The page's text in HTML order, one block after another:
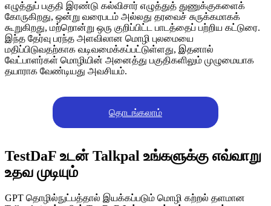
எழுத்துப் பகுதி இரண்டு கல்விசார் எழுத்துத் துணுக்குகளைக்
கோருகிறது, ஒன்று வரைபடம் அல்லது தரவைச் சுருக்கமாகக்
கூறுகிறது, மற்றொன்று ஒரு குறிப்பிட்ட பாடத்தைப் பற்றிய கட்டுரை.
இந்த தேர்வு பரந்த அளவிலான மொழி புலமையை
மதிப்பிடுவதற்காக வடிவமைக்கப்பட்டுள்ளது, இதனால்
வேட்பாளர்கள் மொழியின் அனைத்து பகுதிகளிலும் முழுமையாக
தயாராக வேண்டியது அவசியம்.
தொடங்கலாம்
TestDaF உடன் Talkpal உங்களுக்கு எவ்வாறு
உதவ முடியும்
GPT தொழில்நுட்பத்தால் இயக்கப்படும் மொழி கற்றல் தளமான